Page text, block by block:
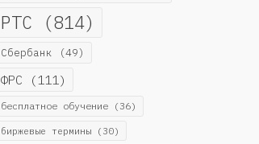
РТС (814)
Сбербанк (49)
ФРС (111)
бесплатное обучение(36)
биржевые термины(30)